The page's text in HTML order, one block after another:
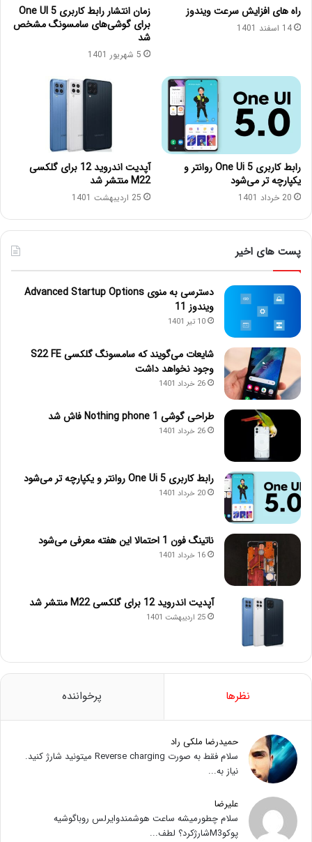
راه های افزایش سرعت ویندوز
14 اسفند 1401
زمان انتشار رابط کاربری One UI 5
برای گوشی‌های سامسونگ مشخص
شد
5 شهریور 1401
رابط کاربری One Ui 5 روانتر و
یکپارچه تر می‌شود
20 خرداد 1401
آپدیت اندروید 12 برای گلکسی
M22 منتشر شد
25 اردیبهشت 1401
پست های اخیر
دسترسی به منوی Advanced Startup Options
ویندوز 11
10 تیر 1401
شایعات می‌گویند که سامسونگ گلکسی S22 FE
وجود نخواهد داشت
26 خرداد 1401
طراحی گوشی Nothing phone 1 فاش شد
26 خرداد 1401
رابط کاربری One Ui 5 روانتر و یکپارچه تر می‌شود
20 خرداد 1401
ناتینگ فون 1 احتمالا این هفته معرفی می‌شود
16 خرداد 1401
آپدیت اندروید 12 برای گلکسی M22 منتشر شد
25 اردیبهشت 1401
نظرها پرخواننده
حمیدرضا ملکی راد
سلام فقط به صورت Reverse charging میتونید شارژ کنید.
نیاز به...
علیرضا
سلام چطورمیشه ساعت هوشمندوایرلس روباگوشیه
پوکوM3شارژکرد؟ لطف...